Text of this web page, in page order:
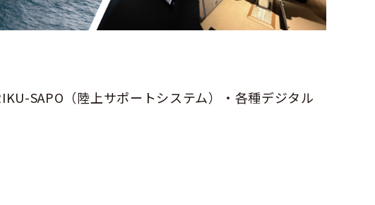
SAPO（陸上サポートシステム）・各種デジタル